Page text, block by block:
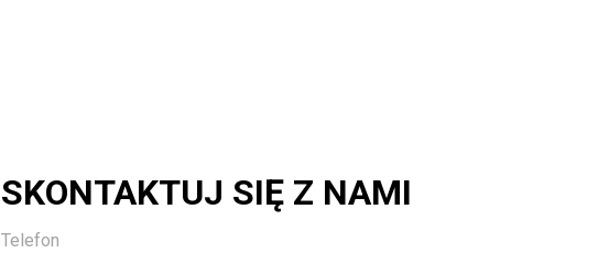
SKONTAKTUJ SIĘ Z NAMI
Telefon